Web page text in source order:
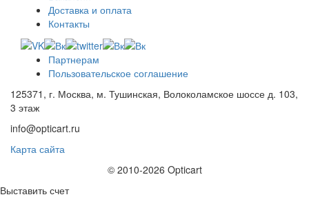
Доставка и оплата
Контакты
Партнерам
Пользовательское соглашение
125371, г. Москва, м. Тушинская, Волоколамское шоссе д. 103,
3 этаж
info@opticart.ru
Карта сайта
© 2010-2026 Opticart
Выставить счет